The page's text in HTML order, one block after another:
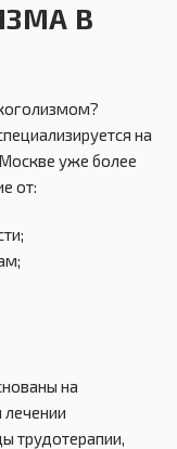
В
на
уже более
от:
на
трудотерапии,